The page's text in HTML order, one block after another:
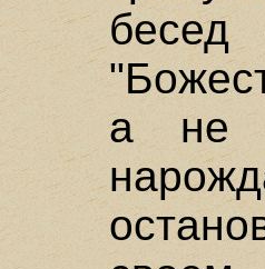
бесед
а не